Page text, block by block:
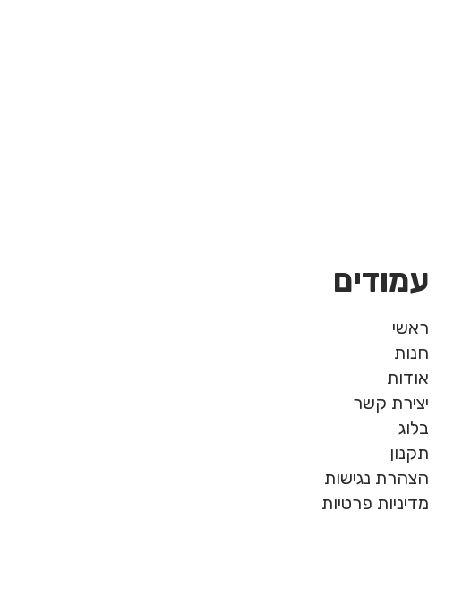
עמודים
ראשי
חנות
אודות
יצירת קשר
בלוג
תקנון
הצהרת נגישות
מדיניות פרטיות